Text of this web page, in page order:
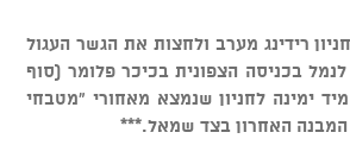
רידינג מערב ולחצות את הגשר העגול
בכניסה הצפונית בכיכר פלומר (סוף
מיד ימינה לחניון שנמצא מאחורי "מטבחי
האחרון בצד שמאל.***